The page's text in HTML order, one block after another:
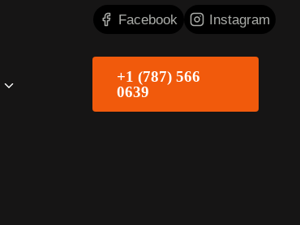
Facebook Instagram
+1 (787) 566
0639